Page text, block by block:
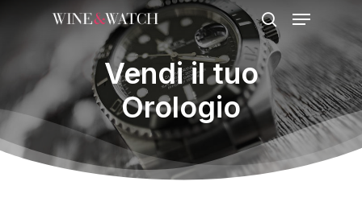
content
search
Menu
Vendi il tuo
Orologio